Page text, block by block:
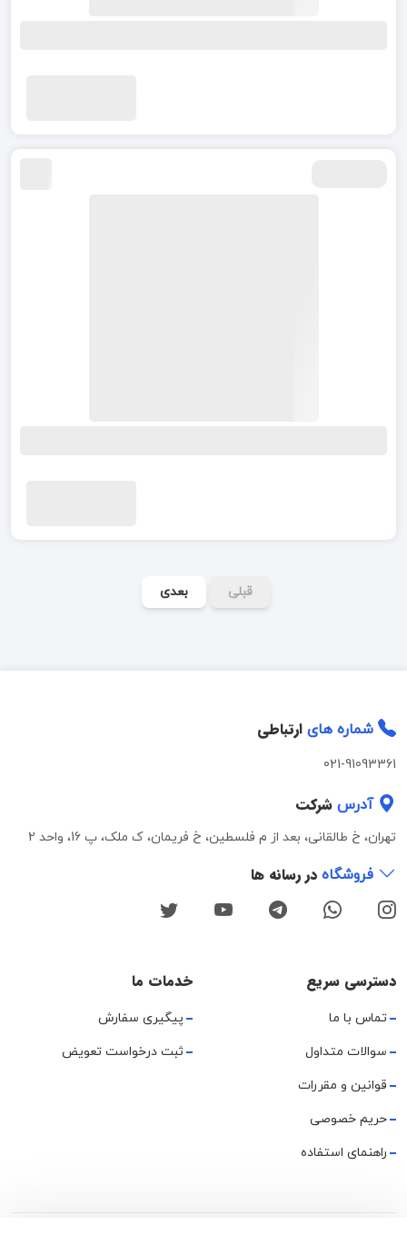
قبلی بعدی
شماره های ارتباطی
021-91093361
آدرس شرکت
تهران، خ طالقانی، بعد از م فلسطین، خ فریمان، ک ملک، پ 16، واحد 2
فروشگاه در رسانه ها
دسترسی سریع
تماس با ما
سوالات متداول
قوانین و مقررات
حریم خصوصی
راهنمای استفاده
خدمات ما
پیگیری سفارش
ثبت درخواست تعویض